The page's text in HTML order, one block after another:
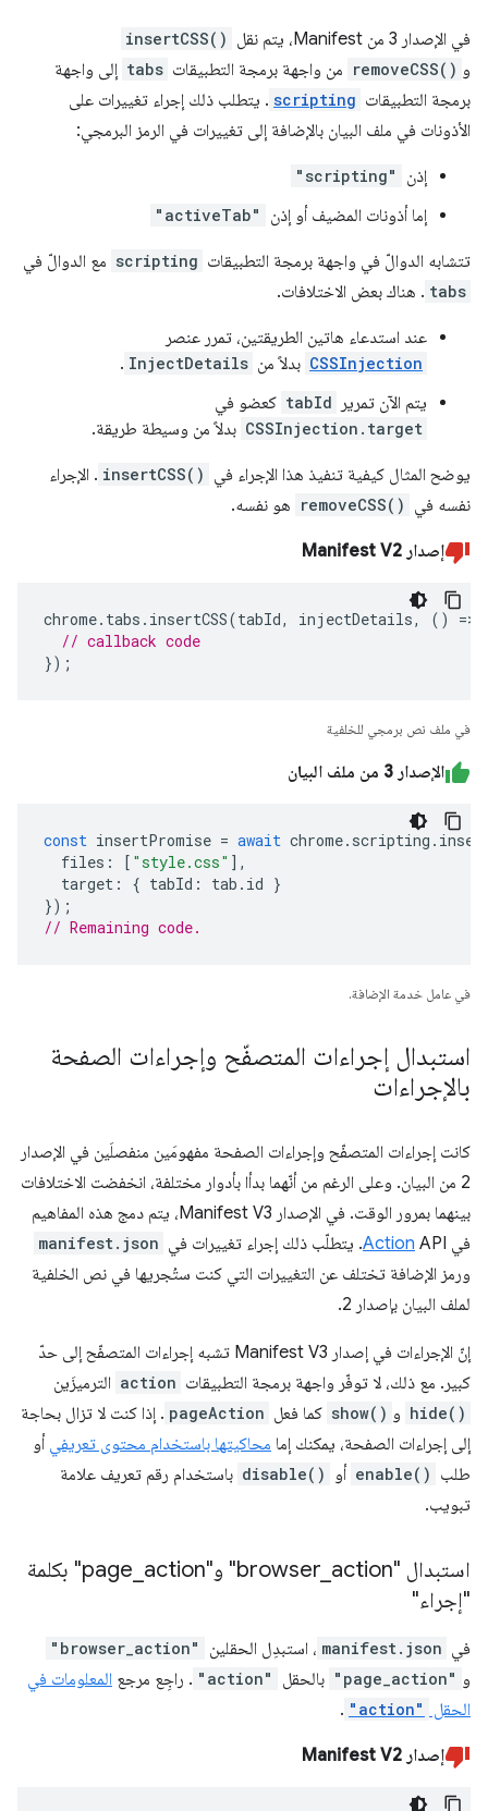
في الإصدار 3 من Manifest، يتم نقل insertCSS()
و removeCSS() من واجهة برمجة التطبيقات tabs إلى واجهة
برمجة التطبيقات scripting . يتطلب ذلك إجراء تغييرات على
الأذونات في ملف البيان بالإضافة إلى تغييرات في الرمز البرمجي:
إذن "scripting"
إما أذونات المضيف أو إذن "activeTab"
تتشابه الدوالّ في واجهة برمجة التطبيقات scripting مع الدوالّ في
tabs . هناك بعض الاختلافات.
عند استدعاء هاتين الطريقتين، تمرر عنصر
CSSInjection بدلاً من InjectDetails
.
يتم الآن تمرير
tabId كعضو في
CSSInjection.target بدلاً من وسيطة طريقة.
يوضح المثال كيفية تنفيذ هذا الإجراء في insertCSS() . الإجراء
نفسه في removeCSS() هو نفسه.
إصدار Manifest V2
chrome. tabs . insertCSS(tabId, injectDetails, () =>
// callback code
});
في ملف نص برمجي للخلفية
الإصدار 3 من ملف البيان
const insertPromise = await chrome. scripting .
files : [ "style.css" ],
target : { tabId : tab . id }
});
// Remaining code.
في عامل خدمة الإضافة.
استبدال إجراءات المتصفّح وإجراءات الصفحة
بالإجراءات
كانت إجراءات المتصفّح وإجراءات الصفحة مفهومَين منفصلَين في الإصدار
2 من البيان. وعلى الرغم من أنّهما بدأا بأدوار مختلفة، انخفضت الاختلافات
بينهما بمرور الوقت. في الإصدار Manifest V3، يتم دمج هذه المفاهيم
في
Action API. يتطلّب ذلك إجراء تغييرات في manifest.json
ورمز الإضافة تختلف عن التغييرات التي كنت ستُجريها في نص الخلفية
لملف البيان بإصدار 2.
إنّ الإجراءات في إصدار Manifest V3 تشبه إجراءات المتصفّح إلى حدّ
كبير. مع ذلك، لا توفّر واجهة برمجة التطبيقات action الترميزَين
hide() و show() كما فعل pageAction . إذا كنت لا تزال بحاجة
إلى إجراءات الصفحة، يمكنك إما محاكيتها باستخدام محتوى تعريفي أو
طلب enable() أو disable() باستخدام رقم تعريف علامة
تبويب.
استبدال "browseraction" و"page
action" بكلمة
"إجراء"
في manifest.json ، استبدِل الحقلين "browser_action"
و "page_action" بالحقل "action" . راجِع مرجع المعلومات في
الحقل
"action"
.
إصدار Manifest V2